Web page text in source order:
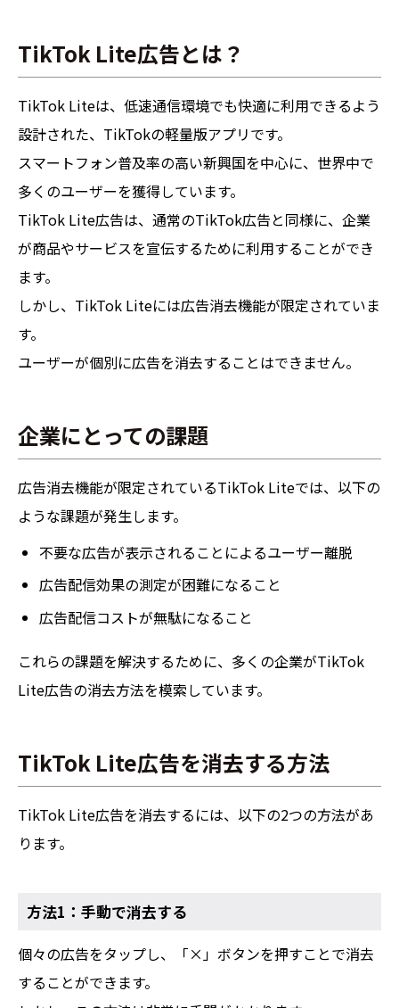
TikTok Lite広告とは？
TikTok Liteは、低速通信環境でも快適に利用できるよう
設計された、TikTokの軽量版アプリです。
スマートフォン普及率の高い新興国を中心に、世界中で
多くのユーザーを獲得しています。
TikTok Lite広告は、通常のTikTok広告と同様に、企業
が商品やサービスを宣伝するために利用することができ
ます。
しかし、TikTok Liteには広告消去機能が限定されていま
す。
ユーザーが個別に広告を消去することはできません。
企業にとっての課題
広告消去機能が限定されているTikTok Liteでは、以下の
ような課題が発生します。
不要な広告が表示されることによるユーザー離脱
広告配信効果の測定が困難になること
広告配信コストが無駄になること
これらの課題を解決するために、多くの企業がTikTok
Lite広告の消去方法を模索しています。
TikTok Lite広告を消去する方法
TikTok Lite広告を消去するには、以下の2つの方法があ
ります。
方法1：手動で消去する
個々の広告をタップし、「×」ボタンを押すことで消去
することができます。